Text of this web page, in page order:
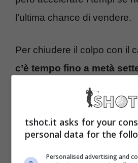
l’ultima chance di vendere.
Per chiudere il colpo con il
c’è tempo fino a metà
praticamente pochi giorni
della Serie A. Per quella
rossonero spera di aver
le cose, solo così potrà
risalire la classifica.
tshot.it asks for your
personal data for the
Personalised advertising and